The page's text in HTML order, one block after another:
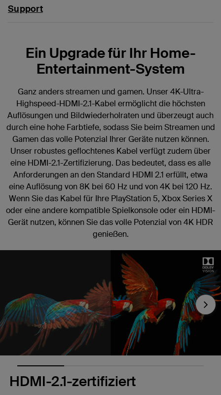
Support
Ein Upgrade für Ihr Home-
Entertainment-System
Ganz anders streamen und gamen. Unser 4K-Ultra-
Highspeed-HDMI-2.1-Kabel ermöglicht die höchsten
Auflösungen und Bildwiederholraten und überzeugt auch
durch eine hohe Farbtiefe, sodass Sie beim Streamen und
Gamen das volle Potenzial Ihrer Geräte nutzen können.
Unser robustes geflochtenes Kabel verfügt zudem über
eine HDMI-2.1-Zertifizierung. Das bedeutet, dass es alle
Anforderungen an den Standard HDMI 2.1 erfüllt, etwa
eine Auflösung von 8K bei 60 Hz und von 4K bei 120 Hz.
Wenn Sie das Kabel für Ihre PlayStation 5, Xbox Series X
oder eine andere kompatible Spielkonsole oder ein HDMI-
Gerät nutzen, können Sie das volle Potenzial von 4K HDR
genießen.
Next
HDMI-2.1-zertifiziert